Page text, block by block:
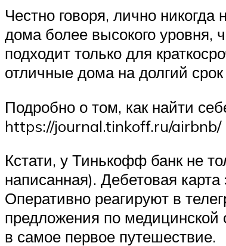
Честно говоря, лично
дома более высокого уровня,
подходит только для
отличные дома на долгий
Подробно о том, как найти
https://journal.tinkoff.ru/airbnb/
Кстати, у Тинькофф банк не
написанная). Дебетовая
Оперативно реагируют в
предложения по медицинской
в самое первое путешествие.